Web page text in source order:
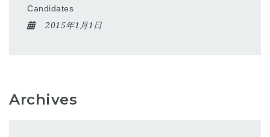
Candidates
2015年1月1日
Archives